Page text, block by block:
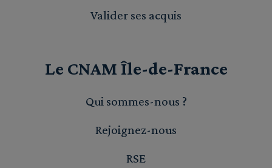
Valider ses acquis
Le CNAM Île-de-France
Qui sommes-nous ?
Rejoignez-nous
RSE